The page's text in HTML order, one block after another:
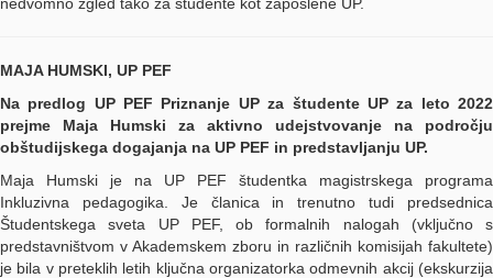
MAJA HUMSKI, UP PEF
Na predlog UP PEF Priznanje UP za študente UP za leto 2022
prejme Maja Humski za aktivno udejstvovanje na področju
obštudijskega dogajanja na UP PEF in predstavljanju UP.
Maja Humski je na UP PEF študentka magistrskega programa
Inkluzivna pedagogika. Je članica in trenutno tudi predsednica
Študentskega sveta UP PEF, ob formalnih nalogah (vključno s
predstavništvom v Akademskem zboru in različnih komisijah fakultete)
je bila v preteklih letih ključna organizatorka odmevnih akcij (ekskurzija